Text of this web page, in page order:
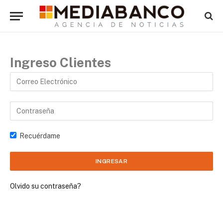
Ingreso Clientes
Recuérdame
Olvido su contraseña?